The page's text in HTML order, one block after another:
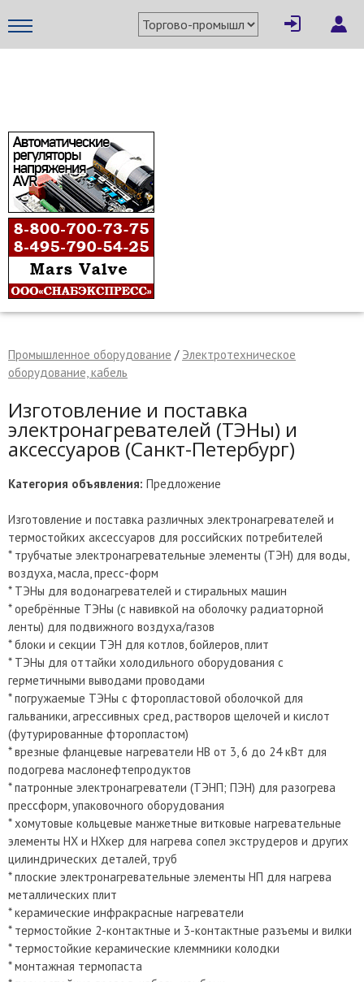
Промышленное оборудование / Электротехническое
оборудование, кабель
Изготовление и поставка
электронагревателей (ТЭНы) и
аксессуаров (Санкт-Петербург)
Категория объявления: Предложение
Изготовление и поставка различных электронагревателей и
термостойких аксессуаров для российских потребителей
* трубчатые электронагревательные элементы (ТЭН) для воды,
воздуха, масла, пресс-форм
* ТЭНы для водонагревателей и стиральных машин
* оребрённые ТЭНы (с навивкой на оболочку радиаторной
ленты) для подвижного воздуха/газов
* блоки и секции ТЭН для котлов, бойлеров, плит
* ТЭНы для оттайки холодильного оборудования с
герметичными выводами проводами
* погружаемые ТЭНы с фторопластовой оболочкой для
гальваники, агрессивных сред, растворов щелочей и кислот
(футурированные фторопластом)
* врезные фланцевые нагреватели НВ от 3, 6 до 24 кВт для
подогрева маслонефтепродуктов
* патронные электронагреватели (ТЭНП; ПЭН) для разогрева
прессформ, упаковочного оборудования
* хомутовые кольцевые манжетные витковые нагревательные
элементы НХ и НХкер для нагрева сопел экструдеров и других
цилиндрических деталей, труб
* плоские электронагревательные элементы НП для нагрева
металлических плит
* керамические инфракрасные нагреватели
* термостойкие 2-контактные и 3-контактные разъемы и вилки
* термостойкие керамические клеммники колодки
* монтажная термопаста
× Написать поставщику